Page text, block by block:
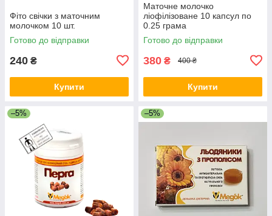
Фіто свічки з маточним
молочком 10 шт.
Готово до відправки
240 ₴
Купити
Маточне молочко
ліофілізоване 10 капсул по
0.25 грама
Готово до відправки
380 ₴ 400 ₴
Купити
–5% –5%